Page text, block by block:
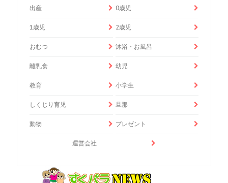
出産 0歳児
1歳児 2歳児
おむつ 沐浴・お風呂
離乳食 幼児
教育 小学生
しくじり育児 旦那
動物 プレゼント
運営会社